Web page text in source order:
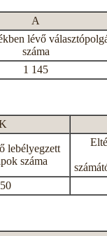
A
lévő
száma
1 145
lebélyegzett
száma